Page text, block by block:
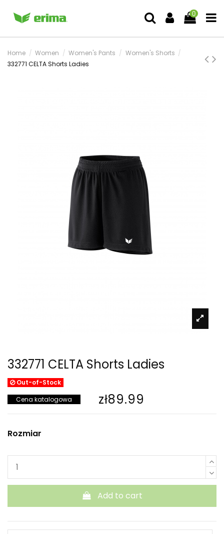
0
Home Women Women's Pants
Women's Shorts
332771 CELTA Shorts Ladies
332771 CELTA Shorts Ladies
Out-of-Stock
Cena katalogowa zł89.99
Rozmiar
Add to cart